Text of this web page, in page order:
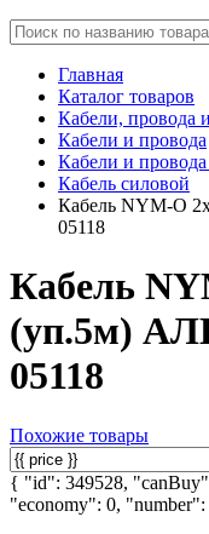
Главная
Каталог товаров
Кабели, провода
Кабели и провода
Кабели и
Кабель силовой
Кабель NYM-O
05118
Кабель
(уп.5м)
05118
Похожие товары
{ "id": 349528,
"economy": 0,